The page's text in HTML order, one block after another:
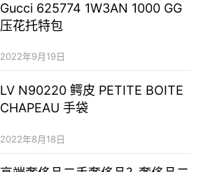
Gucci 625774 1W3AN 1000 GG
压花托特包
2022年9月19日
LV N90220 鳄皮 PETITE BOITE
CHAPEAU 手袋
2022年8月18日